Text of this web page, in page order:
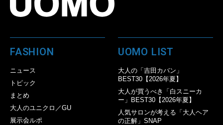
FASHION
ニュース
トピック
まとめ
大人のユニクロ／GU
展示会ルポ
UOMO LIST
大人の「吉田カバン」
BEST30【2026年夏】
大人が買うべき「白スニーカ
ー」BEST30【2026年夏】
人気サロンが考える「大人ヘア
の正解」SNAP